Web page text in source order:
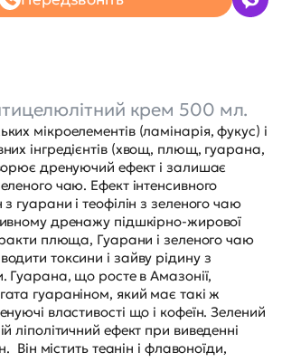
крем 500 мл.
мікроелементів (ламінарія, фукус) і
інгредієнтів (хвощ, плющ, гуарана,
дренуючий ефект і залишає
чаю. Ефект інтенсивного
гуарани і теофілін з зеленого чаю
дренажу підшкірно-жирової
плюща, Гуарани і зеленого чаю
токсини і зайву рідину з
Гуарана, що росте в Амазонії,
гуараніном, який має такі ж
властивості що і кофеїн. Зелений
ліполітичний ефект при виведенні
Він містить теанін і флавоноїди,